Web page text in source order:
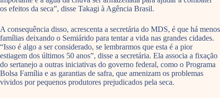
os efeitos da seca”, disse Takagi à Agência Brasil.
A consequência disso, acrescenta a secretária do MDS, é que há menos
famílias deixando o Semiárido para tentar a vida nas grandes cidades.
“Isso é algo a ser considerado, se lembrarmos que esta é a pior
estiagem dos últimos 50 anos”, disse a secretária. Ela associa a fixação
do sertanejo a outras iniciativas do governo federal, como o Programa
Bolsa Família e as garantias de safra, que amenizam os problemas
vividos por pequenos produtores prejudicados pela seca.